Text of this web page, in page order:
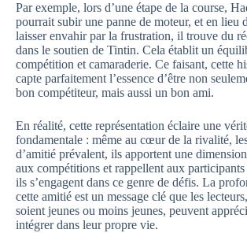
Par exemple, lors d’une étape de la course,
pourrait subir une panne de moteur, et en lieu
laisser envahir par la frustration, il trouve du
dans le soutien de Tintin. Cela établit un
compétition et camaraderie. Ce faisant, cette
capte parfaitement l’essence d’être non
bon compétiteur, mais aussi un bon ami.
En réalité, cette représentation éclaire une
fondamentale : même au cœur de la rivalité,
d’amitié prévalent, ils apportent une
aux compétitions et rappellent aux
ils s’engagent dans ce genre de défis. La
cette amitié est un message clé que les
soient jeunes ou moins jeunes, peuvent
intégrer dans leur propre vie.